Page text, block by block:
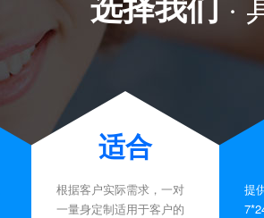
适合
根据客户实际需求，一对
一量身定制适用于客户的
提